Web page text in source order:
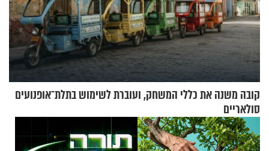
קובה משנה את כללי המשחק, ועוברת לשימוש בתלת־אופנועים
סולאריים